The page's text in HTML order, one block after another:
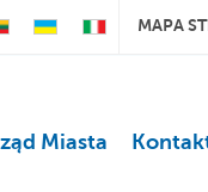
MAPA
Miasta